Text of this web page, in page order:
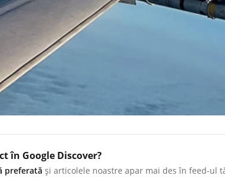
în Google Discover?
preferată și articolele noastre apar mai des în feed-ul